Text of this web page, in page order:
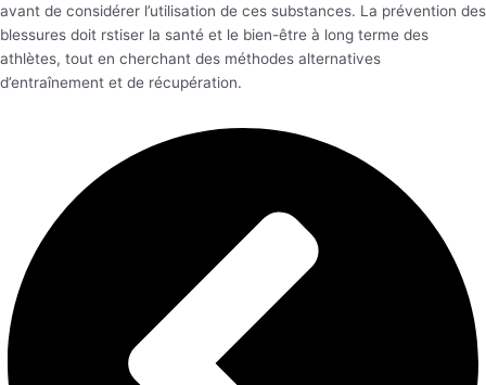
avant de considérer l’utilisation de ces substances. La prévention des
blessures doit rstiser la santé et le bien-être à long terme des
athlètes, tout en cherchant des méthodes alternatives
d’entraînement et de récupération.